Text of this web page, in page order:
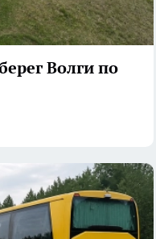
Волги по